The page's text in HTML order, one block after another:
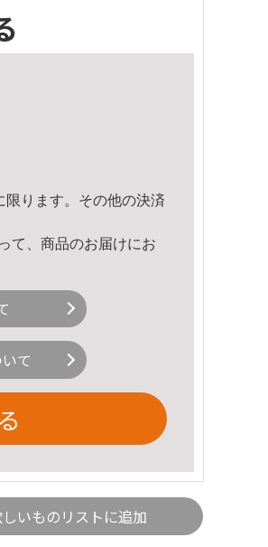
ります。その他の決済
て、商品のお届けにお
て
いものリストに追加